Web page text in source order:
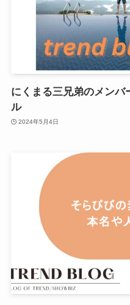
にくまる三兄弟のメン
ル
2024年5月4日